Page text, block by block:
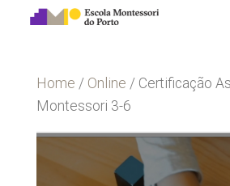
Home / Online / Certificação
Montessori 3-6